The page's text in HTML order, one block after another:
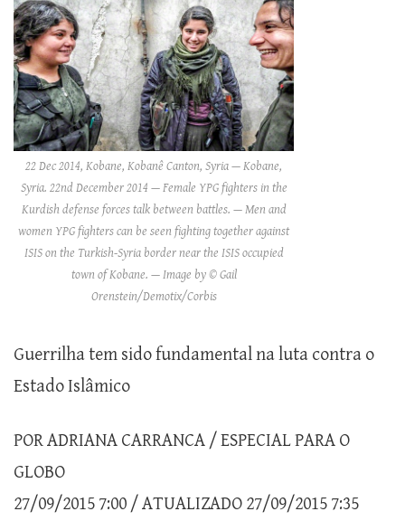
22 Dec 2014, Kobane, Kobanê Canton, Syria — Kobane,
Syria. 22nd December 2014 — Female YPG fighters in the
Kurdish defense forces talk between battles. — Men and
women YPG fighters can be seen fighting together against
ISIS on the Turkish-Syria border near the ISIS occupied
town of Kobane. — Image by © Gail
Orenstein/Demotix/Corbis
Guerrilha tem sido fundamental na luta contra o
Estado Islâmico
POR ADRIANA CARRANCA / ESPECIAL PARA O
GLOBO
27/09/2015 7:00 / ATUALIZADO 27/09/2015 7:35